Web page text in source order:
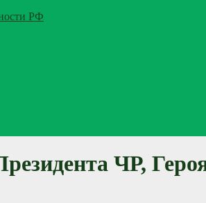
РФ
ЧР,